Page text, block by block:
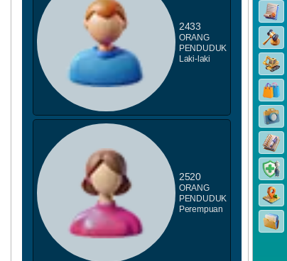
2433
ORANG
PENDUDUK
Laki-laki
2520
ORANG
PENDUDUK
Perempuan